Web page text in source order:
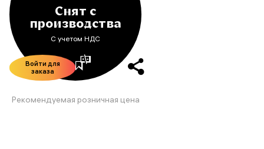
Снят с
производства
С учетом НДС
Войти для
заказа
Рекомендуемая розничная цена